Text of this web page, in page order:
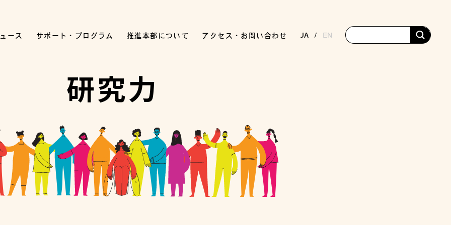
ース サポート・プログラム 推進本部について アクセス・お問い合わせ EN
JA
研究力